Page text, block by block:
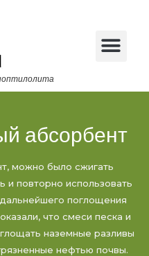
абсорбент
можно было сжигать
и повторно использовать
поглощения
что смеси песка и
наземные разливы
нефтью почвы.